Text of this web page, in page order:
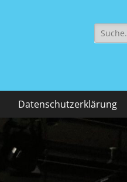
Suche
nach:
Datenschutzerklärung